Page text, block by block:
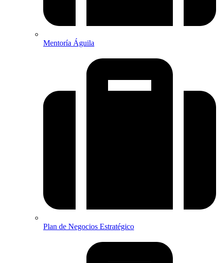
Mentoría Águila
Plan de Negocios Estratégico